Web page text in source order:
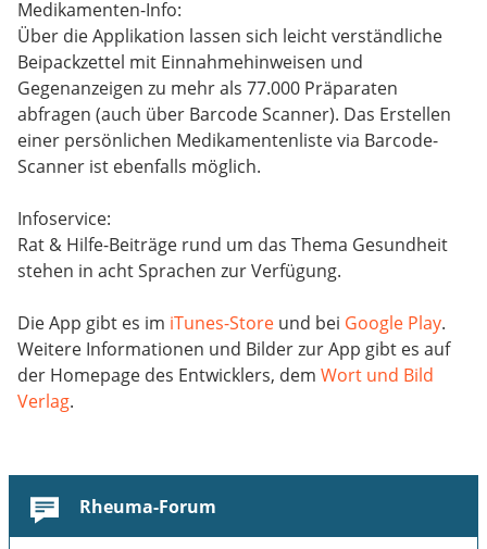
Medikamenten-Info:
Über die Applikation lassen sich leicht verständliche
Beipackzettel mit Einnahmehinweisen und
Gegenanzeigen zu mehr als 77.000 Präparaten
abfragen (auch über Barcode Scanner). Das Erstellen
einer persönlichen Medikamentenliste via Barcode-
Scanner ist ebenfalls möglich.
Infoservice:
Rat & Hilfe-Beiträge rund um das Thema Gesundheit
stehen in acht Sprachen zur Verfügung.
Die App gibt es im iTunes-Store und bei Google Play.
Weitere Informationen und Bilder zur App gibt es auf
der Homepage des Entwicklers, dem Wort und Bild
Verlag.
Rheuma-Forum